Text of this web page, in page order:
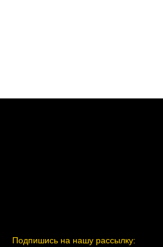
Подпишись на нашу рассылку: